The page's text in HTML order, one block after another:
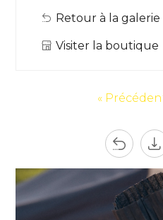
Retour à la galerie
Visiter la boutique
«